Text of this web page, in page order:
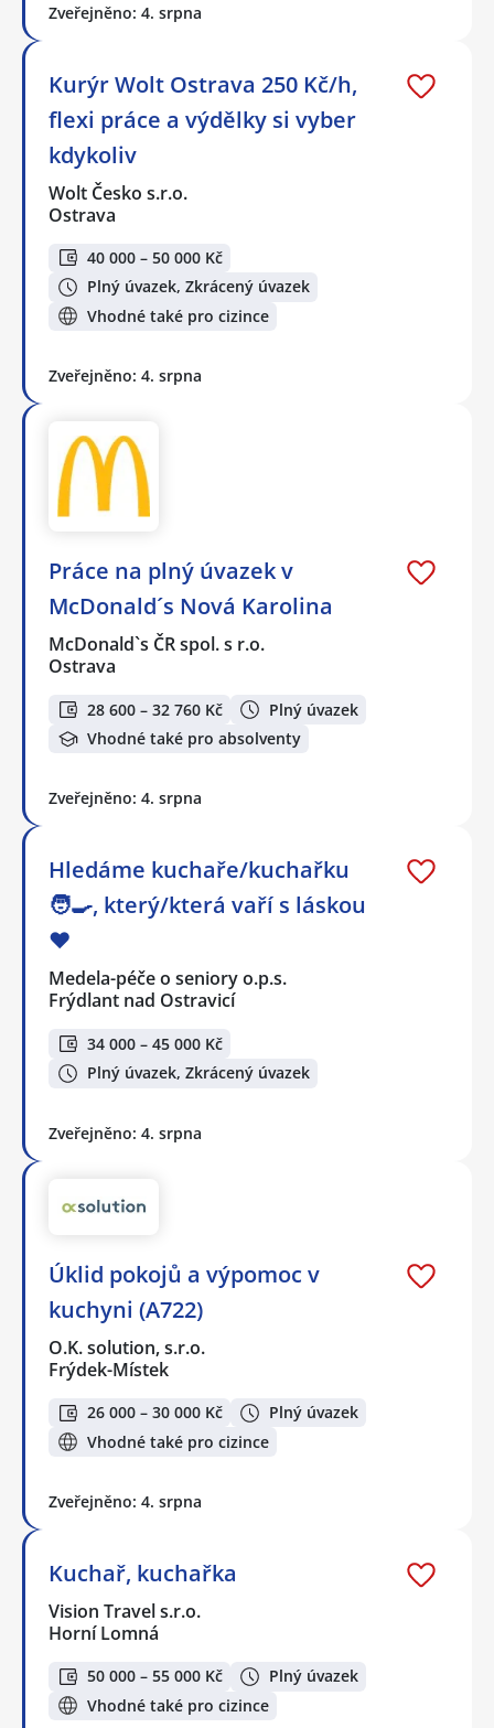
Zveřejněno: 4. srpna
Kurýr Wolt Ostrava 250 Kč/h,
flexi práce a výdělky si vyber
kdykoliv
Wolt Česko s.r.o.
Ostrava
40 000 – 50 000 Kč
Plný úvazek, Zkrácený úvazek
Vhodné také pro cizince
Zveřejněno: 4. srpna
Práce na plný úvazek v
McDonald´s Nová Karolina
McDonald`s ČR spol. s r.o.
Ostrava
28 600 – 32 760 Kč
Plný úvazek
Vhodné také pro absolventy
Zveřejněno: 4. srpna
Hledáme kuchaře/kuchařku
🧑‍🍳, který/která vaří s láskou
❤️
Medela-péče o seniory o.p.s.
Frýdlant nad Ostravicí
34 000 – 45 000 Kč
Plný úvazek, Zkrácený úvazek
Zveřejněno: 4. srpna
Úklid pokojů a výpomoc v
kuchyni (A722)
O.K. solution, s.r.o.
Frýdek-Místek
26 000 – 30 000 Kč
Plný úvazek
Vhodné také pro cizince
Zveřejněno: 4. srpna
Kuchař, kuchařka
Vision Travel s.r.o.
Horní Lomná
50 000 – 55 000 Kč
Plný úvazek
Vhodné také pro cizince